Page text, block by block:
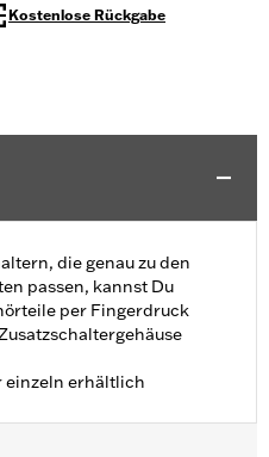
Kostenlose Rückgabe
die genau zu den
passen, kannst Du
per Fingerdruck
einzeln erhältlich